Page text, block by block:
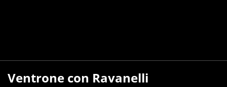
Ventrone con Ravanelli